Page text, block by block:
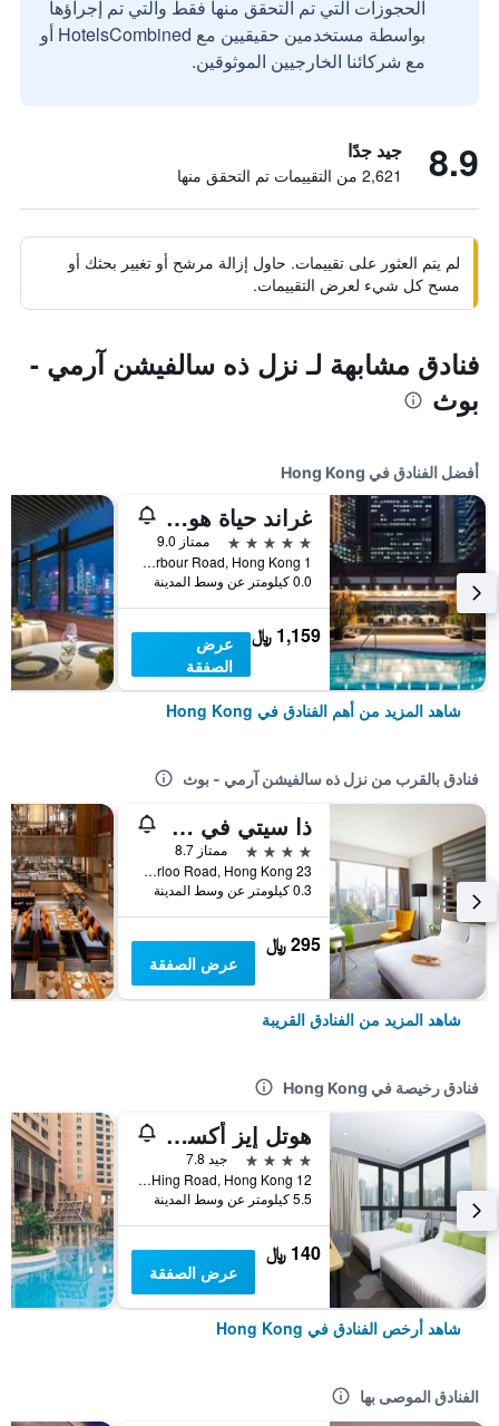
الحجوزات التي تم التحقق منها فقط والتي تم إجراؤها
بواسطة مستخدمين حقيقيين مع HotelsCombined أو
مع شركائنا الخارجيين الموثوقين.
8.9 جيد جدًا
2,621 من التقييمات تم التحقق منها
لم يتم العثور على تقييمات. حاول إزالة مرشح أو تغيير بحثك أو
مسح كل شيء لعرض التقييمات.
فنادق مشابهة لـ نزل ذه سالفيشن آرمي -
بوث
أفضل الفنادق في Hong Kong
غراند حياة هونغ كونغ
5 نجوم
ممتاز 9.0
1 Harbour Road, Hong Kong, هونغ كونغ
0.0 كيلومتر عن وسط المدينة
1,159 ﷼
عرض
الصفقة
شاهد المزيد من أهم الفنادق في Hong Kong
فنادق بالقرب من نزل ذه سالفيشن آرمي - بوث
ذا سيتي في - تشيني ا يمكا ٔوف هونج كونج
4 نجوم
ممتاز 8.7
23 Waterloo Road, Hong Kong, هونغ كونغ
0.3 كيلومتر عن وسط المدينة
295 ﷼
عرض الصفقة
شاهد المزيد من الفنادق القريبة
فنادق رخيصة في Hong Kong
هوتل إيز أكسيس تسين وان
4 نجوم
جيد 7.8
12 Ka Hing Road, Hong Kong, هونغ كونغ
5.5 كيلومتر عن وسط المدينة
140 ﷼
عرض الصفقة
شاهد أرخص الفنادق في Hong Kong
الفنادق الموصى بها